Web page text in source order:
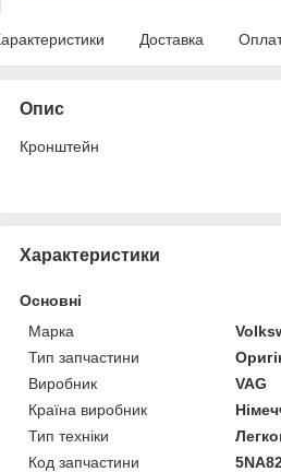
Доставка
Опис
Кронштейн
Характеристики
Основні
Марка
Тип запчастини
Виробник
VAG
Країна виробник
Тип техніки
Код запчастини